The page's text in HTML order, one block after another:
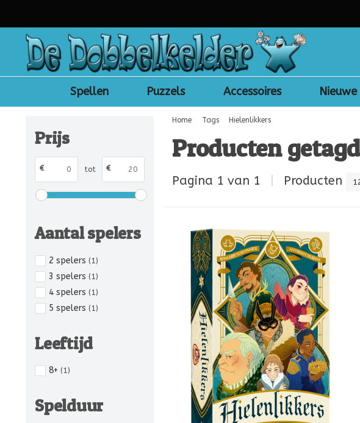
Spellen Puzzels Accessoires
Prijs
€ tot €
Aantal spelers
2 spelers (1)
3 spelers (1)
4 spelers (1)
5 spelers (1)
Leeftijd
8+ (1)
Spelduur
Home Tags Hielenlikkers
Producten
Pagina 1 van 1 Producten